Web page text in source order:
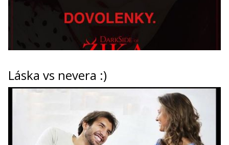
Láska vs nevera :)